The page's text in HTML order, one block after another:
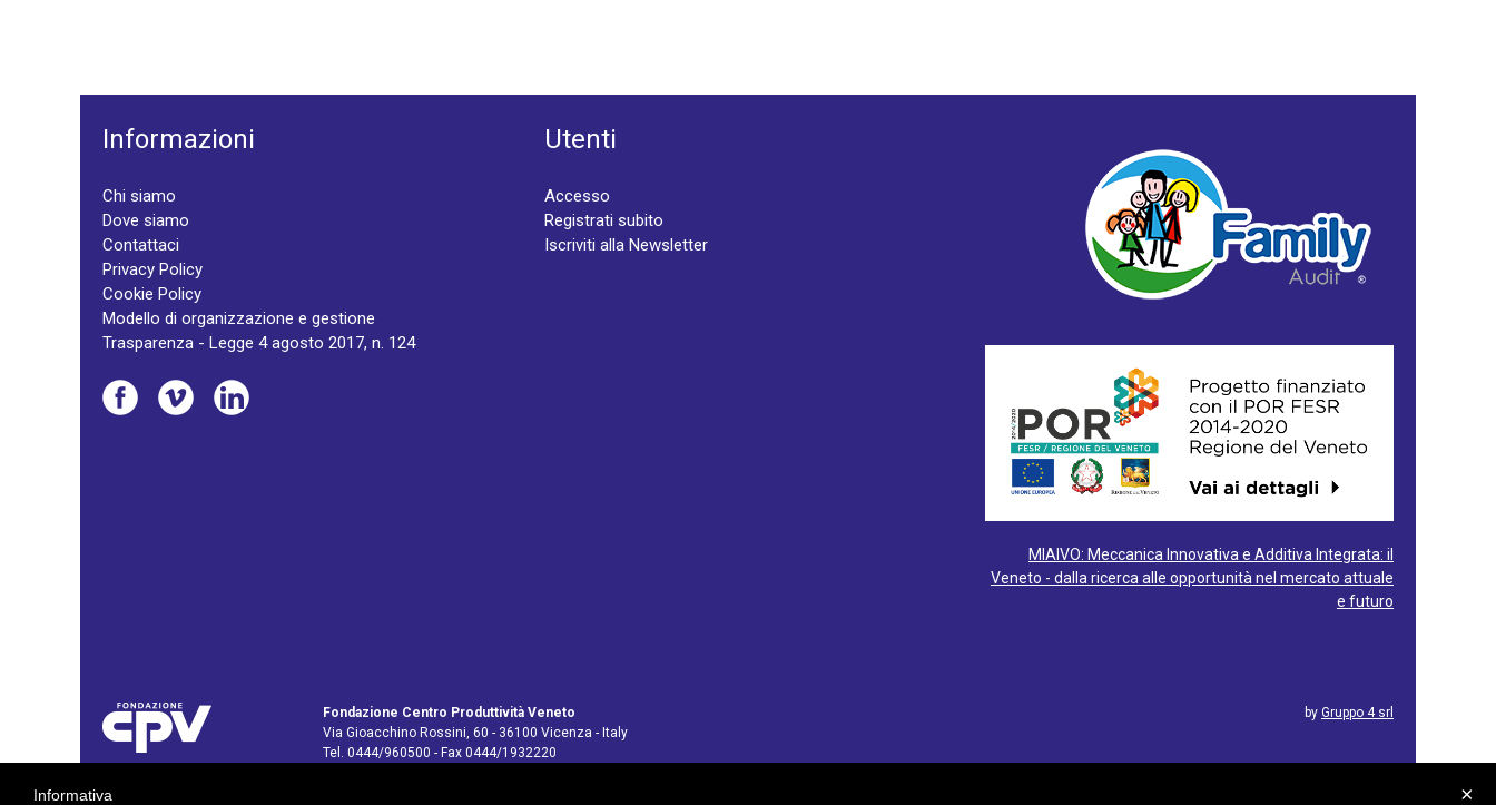
Informazioni
Chi siamo
Dove siamo
Contattaci
Privacy Policy
Cookie Policy
Modello di organizzazione e gestione
Trasparenza - Legge 4 agosto 2017, n. 124
Utenti
Accesso
Registrati subito
Iscriviti alla Newsletter
MIAIVO: Meccanica Innovativa e Additiva Integrata: il
Veneto - dalla ricerca alle opportunità nel mercato attuale
e futuro
Fondazione Centro Produttività Veneto
Via Gioacchino Rossini, 60 - 36100 Vicenza - Italy
Tel. 0444/960500 - Fax 0444/1932220
by Gruppo 4 srl
×
Informativa